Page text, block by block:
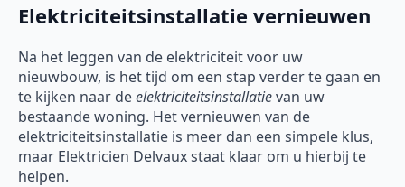
Elektriciteitsinstallatie vernieuwen
Na het leggen van de elektriciteit voor uw
nieuwbouw, is het tijd om een stap verder te gaan en
te kijken naar deelektriciteitsinstallatievan uw
bestaande woning. Het vernieuwen van de
elektriciteitsinstallatie is meer dan een simpele klus,
maar Elektricien Delvaux staat klaar om u hierbij te
helpen.